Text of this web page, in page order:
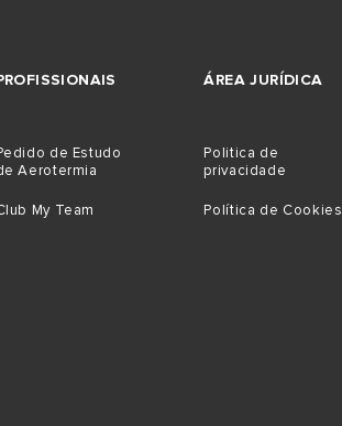
de Estudo
Aerotermia
My Team
ÁREA JURÍDICA
Politica de
privacidade
Política de Cookies